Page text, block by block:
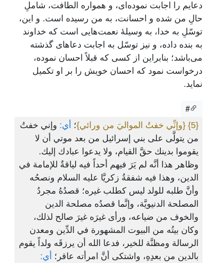
دعایم را اجابت نموده‌ای، و همواره الطافت، شاملِ
حالِ من شده و احسانت، به من رسیده است. و این،
توسّلِ به خدا، به وسیلۀ نعمت‌هایی است که خداوند
به بنده داده، و نیز توسّل به اجابت دعاهای گذشته
می‌باشد؛ بنابراین از کسی که قبلاً احسان ‌نموده،
درخواست نمود که احسان خویش را بر او تکمیل
‌نماید.
#
{5} {وإنِّي خفتُ المواليَ من ورائي}؛ أي: وإني خفتُ
من يتولَّى على بني إسرائيل من بعد موتي أن لا
يقوموا بدينك حقَّ القيام، ولا يدعوا عبادك إليك.
وظاهر هذا أنَّه لم يَرَ فيهم أحداً فيه لياقةٌ للإمامة في
الدين، وهذا فيه شفقةُ زكريَّا عليه السلام ونصحُه
وأنَّ طلبه للولد ليس كطلب غيره؛ قصدُهُ مجردُ
المصلحة الدنيويَّة، وإنَّما قصدُه مصلحة الدين
والخوف من ضياعه، ورأى غيرَه غيرَ صالح لذلك،
وكان بيتُه من البيوت المشهورة في الدِّين ومعدن
الرسالة ومظنَّة للخير، فدعا الله أن يرزقَه ولداً يقوم
بالدين من بعدِهِ، واشتكى أنَّ امرأته عاقر؛ أي: